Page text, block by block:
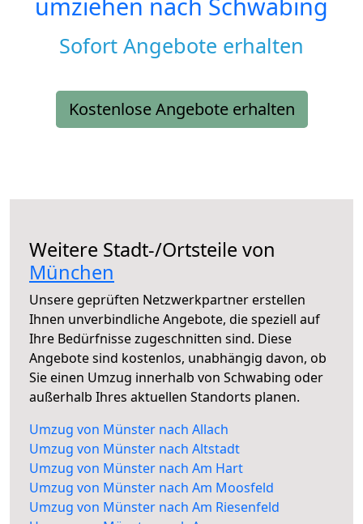
Sofort Angebote erhalten
Kostenlose Angebote erhalten
Weitere Stadt-/Ortsteile von
München
Unsere geprüften Netzwerkpartner erstellen
Ihnen unverbindliche Angebote, die speziell auf
Ihre Bedürfnisse zugeschnitten sind. Diese
Angebote sind kostenlos, unabhängig davon, ob
Sie einen Umzug innerhalb von Schwabing oder
außerhalb Ihres aktuellen Standorts planen.
Umzug von Münster nach Allach
Umzug von Münster nach Altstadt
Umzug von Münster nach Am Hart
Umzug von Münster nach Am Moosfeld
Umzug von Münster nach Am Riesenfeld